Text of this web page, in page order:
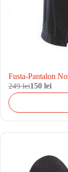
Fusta-Pantalon
249 lei150 lei